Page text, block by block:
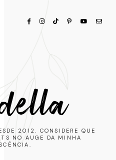
2012. CONSIDERE QUE
NO AUGE DA MINHA